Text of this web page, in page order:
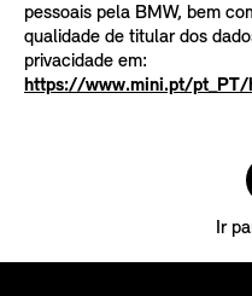
pessoais pela BMW, bem
qualidade de titular dos
privacidade em:
https://www.mini.pt/
Ir